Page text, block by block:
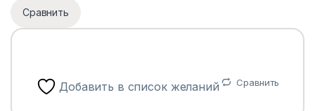
Сравнить
Добавить в список желаний Сравнить